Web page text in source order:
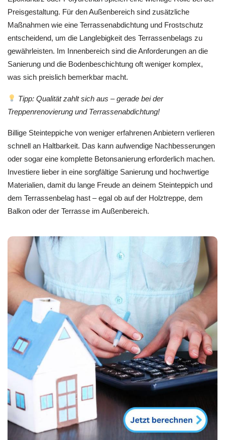
Preisgestaltung. Für den Außenbereich sind zusätzliche
Maßnahmen wie eine Terrassenabdichtung und Frostschutz
entscheidend, um die Langlebigkeit des Terrassenbelags zu
gewährleisten. Im Innenbereich sind die Anforderungen an die
Sanierung und die Bodenbeschichtung oft weniger komplex,
was sich preislich bemerkbar macht.
Tipp: Qualität zahlt sich aus – gerade bei der
Treppenrenovierung und Terrassenabdichtung!
Billige Steinteppiche von weniger erfahrenen Anbietern verlieren
schnell an Haltbarkeit. Das kann aufwendige Nachbesserungen
oder sogar eine komplette Betonsanierung erforderlich machen.
Investiere lieber in eine sorgfältige Sanierung und hochwertige
Materialien, damit du lange Freude an deinem Steinteppich und
dem Terrassenbelag hast – egal ob auf der Holztreppe, dem
Balkon oder der Terrasse im Außenbereich.